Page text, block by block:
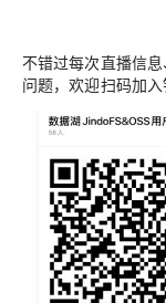
不错过每次直播信
问题，欢迎扫码加入